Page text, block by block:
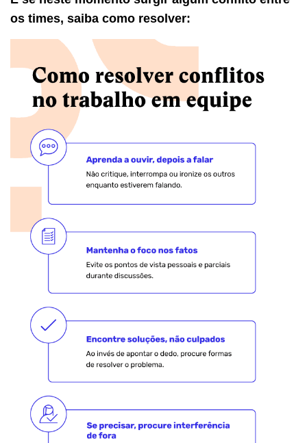
os times, saiba como resolver: